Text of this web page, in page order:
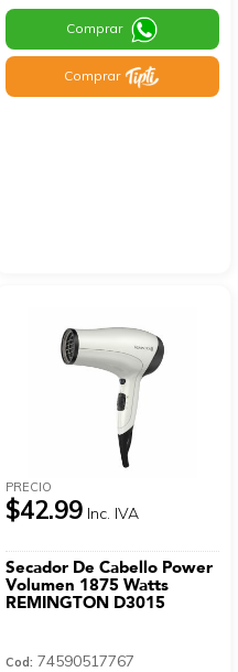
Comprar
Comprar
PRECIO
$42.99 Inc. IVA
Secador De Cabello Power
Volumen 1875 Watts
REMINGTON D3015
Cod: 74590517767